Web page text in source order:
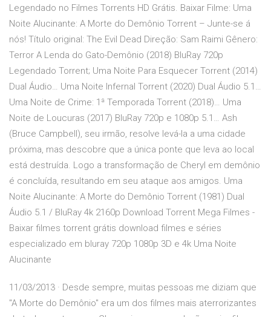
Legendado no Filmes Torrents HD Grátis. Baixar Filme: Uma
Noite Alucinante: A Morte do Demônio Torrent – Junte-se á
nós! Título original: The Evil Dead Direção: Sam Raimi Gênero:
Terror A Lenda do Gato-Demônio (2018) BluRay 720p
Legendado Torrent; Uma Noite Para Esquecer Torrent (2014)
Dual Áudio… Uma Noite Infernal Torrent (2020) Dual Áudio 5.1…
Uma Noite de Crime: 1ª Temporada Torrent (2018)… Uma
Noite de Loucuras (2017) BluRay 720p e 1080p 5.1… Ash
(Bruce Campbell), seu irmão, resolve levá-la a uma cidade
próxima, mas descobre que a única ponte que leva ao local
está destruída. Logo a transformação de Cheryl em demônio
é concluída, resultando em seu ataque aos amigos. Uma
Noite Alucinante: A Morte do Demônio Torrent (1981) Dual
Áudio 5.1 / BluRay 4k 2160p Download Torrent Mega Filmes -
Baixar filmes torrent grátis download filmes e séries
especializado em bluray 720p 1080p 3D e 4k Uma Noite
Alucinante
11/03/2013 · Desde sempre, muitas pessoas me diziam que
"A Morte do Demônio" era um dos filmes mais aterrorizantes